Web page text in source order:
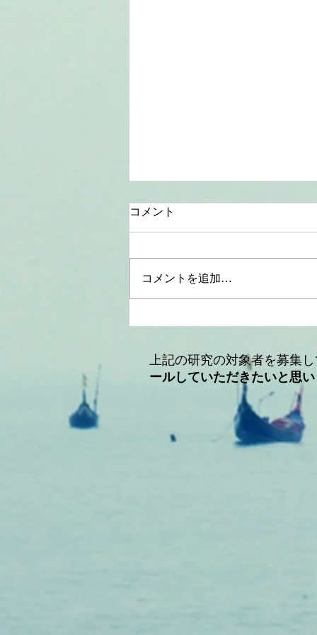
コメント
コメントを追加…
上記の研究の対象者を募集
ールしていただきたいと思